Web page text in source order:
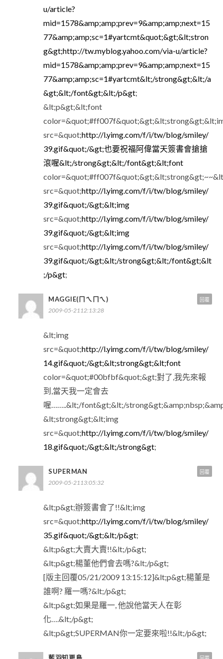
u/article?
mid=1578&amp;amp;prev=9&amp;amp;next=15
77&amp;amp;sc=1#yartcmt&quot;&gt;&lt;stron
g&gt;http://tw.myblog.yahoo.com/via-u/article?
mid=1578&amp;amp;prev=9&amp;amp;next=15
77&amp;amp;sc=1#yartcmt&lt;/strong&gt;&lt;/a
&gt;&lt;/font&gt;&lt;/p&gt;
&lt;p&gt;&lt;font
src=&quot;http://l.yimg.com/f/i/tw/blog/smiley/
39.gif&quot;/&gt;也要祝福阿偉當天簽書會搶搶
滾喔&lt;/strong&gt;&lt;/font&gt;&lt;font
src=&quot;http://l.yimg.com/f/i/tw/blog/smiley/
39.gif&quot;/&gt;&lt;img
src=&quot;http://l.yimg.com/f/i/tw/blog/smiley/
39.gif&quot;/&gt;&lt;img
src=&quot;http://l.yimg.com/f/i/tw/blog/smiley/
39.gif&quot;/&gt;&lt;/strong&gt;&lt;/font&gt;&lt
;/p&gt;
MAGGIE(ㄇㄟㄇㄟ)
2009-05-2112:13:28
&lt;img
src=&quot;http://l.yimg.com/f/i/tw/blog/smiley/
14.gif&quot;/&gt;&lt;strong&gt;&lt;font
color=&quot;#00bfbf&quot;&gt;對了,我先來報
到,當天我一定會去
喔……..&lt;/font&gt;&lt;/
&lt;strong&gt;&lt;img
src=&quot;http://l.yimg.com/f/i/tw/blog/smiley/
18.gif&quot;/&gt;&lt;/strong&gt;
回覆
SUPERMAN
2009-05-2113:05:32
&lt;p&gt;辦簽書會了!!&lt;img
src=&quot;http://l.yimg.com/f/i/tw/blog/smiley/
35.gif&quot;/&gt;&lt;/p&gt;
&lt;p&gt;大賣大賣!!&lt;/p&gt;
&lt;p&gt;楊董他們會去嗎?&lt;/p&gt;
[版主回覆05/21/2009 13:15:12]&lt;p&gt;楊董是
誰啊? 羅一嗎?&lt;/p&gt;
&lt;p&gt;如果是羅一, 他說他當天人在彰
化….&lt;/p&gt;
&lt;p&gt;SUPERMAN你一定要來啦!!&lt;/p&gt;
回覆
藍羽知更鳥